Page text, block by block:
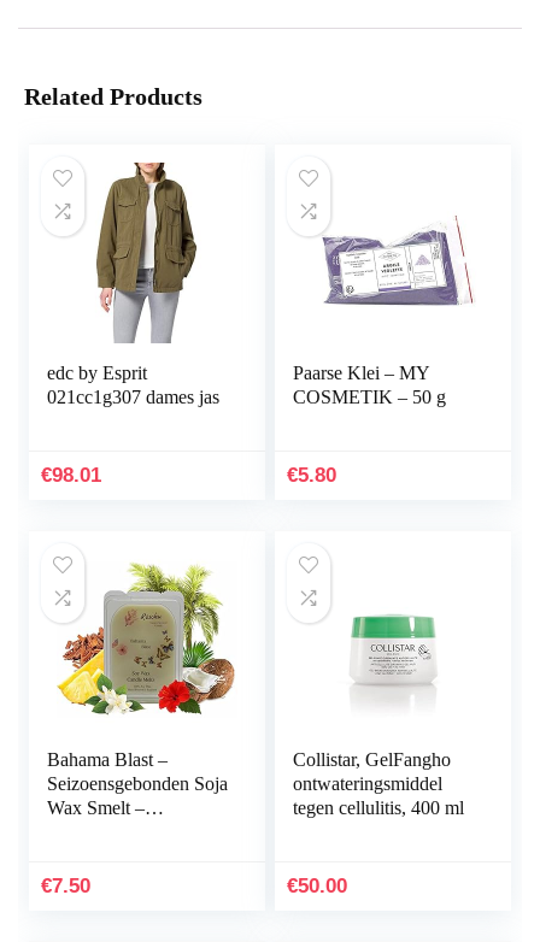
Related Products
edc by Esprit
021cc1g307 dames jas
€98.01
Paarse Klei – MY
COSMETIK – 50 g
€5.80
Bahama Blast –
Seizoensgebonden Soja
Wax Smelt –
€7.50
Collistar, GelFangho
ontwateringsmiddel
tegen cellulitis, 400 ml
€50.00